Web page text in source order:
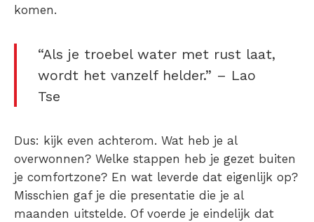
komen.
“Als je troebel water met rust laat,
wordt het vanzelf helder.” – Lao
Tse
Dus: kijk even achterom. Wat heb je al
overwonnen? Welke stappen heb je gezet buiten
je comfortzone? En wat leverde dat eigenlijk op?
Misschien gaf je die presentatie die je al
maanden uitstelde. Of voerde je eindelijk dat